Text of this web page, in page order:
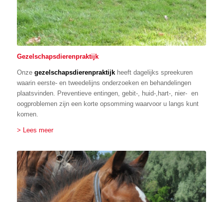
Gezelschapsdierenpraktijk
Onze gezelschapsdierenpraktijkheeft dagelijks spreekuren
waarin eerste- en tweedelijns onderzoeken en behandelingen
plaatsvinden. Preventieve entingen, gebit-, huid-,hart-, nier- en
oogproblemen zijn een korte opsomming waarvoor u langs kunt
komen.
> Lees meer